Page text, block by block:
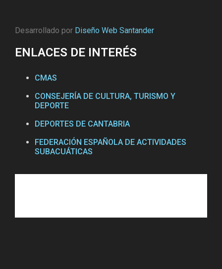
Desarrollado por Diseño Web Santander
ENLACES DE INTERÉS
CMAS
CONSEJERÍA DE CULTURA, TURISMO Y
DEPORTE
DEPORTES DE CANTABRIA
FEDERACIÓN ESPAÑOLA DE ACTIVIDADES
SUBACUÁTICAS